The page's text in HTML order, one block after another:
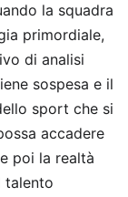
la squadra
primordiale,
di analisi
sospesa e il
sport che si
accadere
poi la realtà
talento